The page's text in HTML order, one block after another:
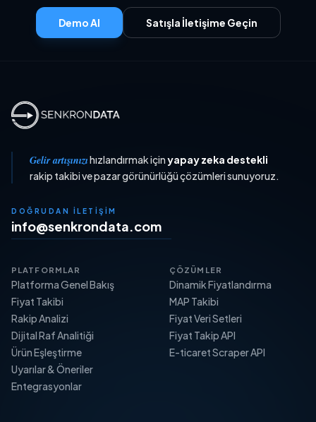
Demo Al Satışla İletişime Geçin
Gelir artışınızıhızlandırmak içinyapay zeka destekli
rakip takibi ve pazar görünürlüğü çözümleri sunuyoruz.
DOĞRUDAN İLETIŞIM
info@senkrondata.com
PLATFORMLAR
Platforma Genel Bakış
Fiyat Takibi
Rakip Analizi
Dijital Raf Analitiği
Ürün Eşleştirme
Uyarılar & Öneriler
Entegrasyonlar
ÇÖZÜMLER
Dinamik Fiyatlandırma
MAP Takibi
Fiyat Veri Setleri
Fiyat Takip API
E-ticaret Scraper API